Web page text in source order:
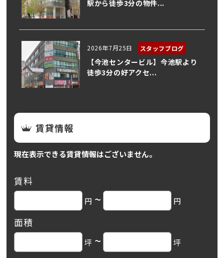
駅から徒歩3分の物件...
2026年7月25日 スタッフブログ
【今池センタービル】今池駅より
徒歩3分の好アクセ...
賃貸情報
現在表示できる賃貸情報はございません。
賃料
円 ~ 円
面積
坪 ~ 坪